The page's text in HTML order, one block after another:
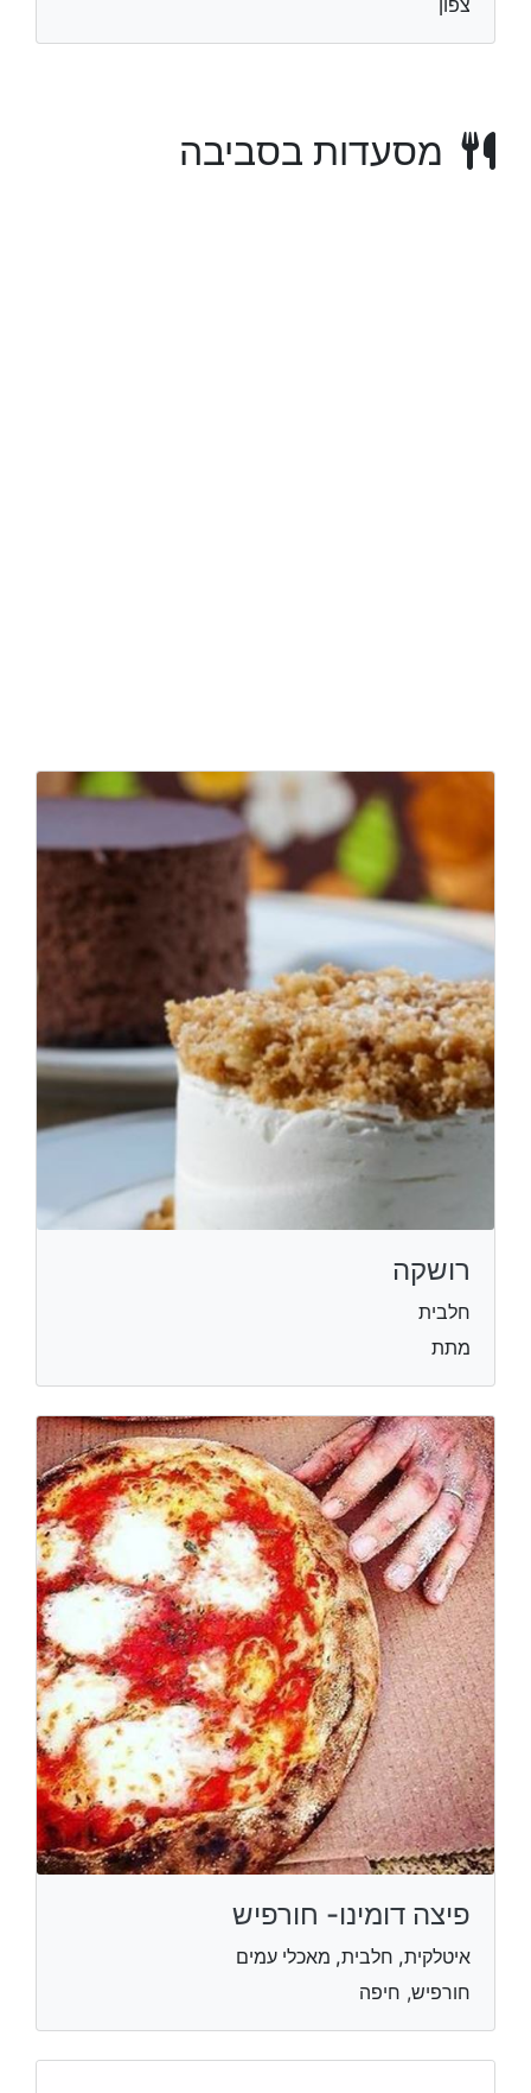
צפון
מסעדות בסביבה
רושקה
חלבית
מתת
פיצה דומינו- חורפיש
איטלקית, חלבית, מאכלי עמים
חורפיש, חיפה